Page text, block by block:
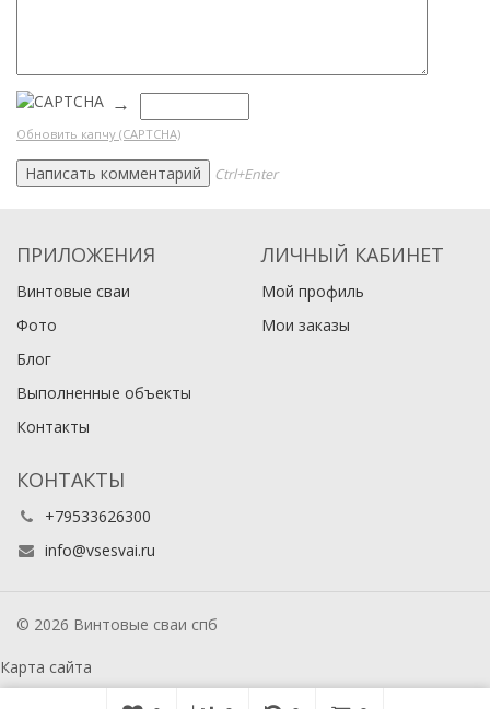
→
Обновить капчу (CAPTCHA)
Ctrl+Enter
ПРИЛОЖЕНИЯ
Винтовые сваи
Фото
Блог
Выполненные объекты
Контакты
ЛИЧНЫЙ КАБИНЕТ
Мой профиль
Мои заказы
КОНТАКТЫ
+79533626300
info@vsesvai.ru
© 2026 Винтовые сваи спб
Карта сайта